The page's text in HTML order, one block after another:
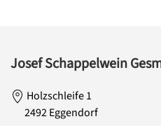
Josef Schappelwein
Holzschleife 1
2492 Eggendorf